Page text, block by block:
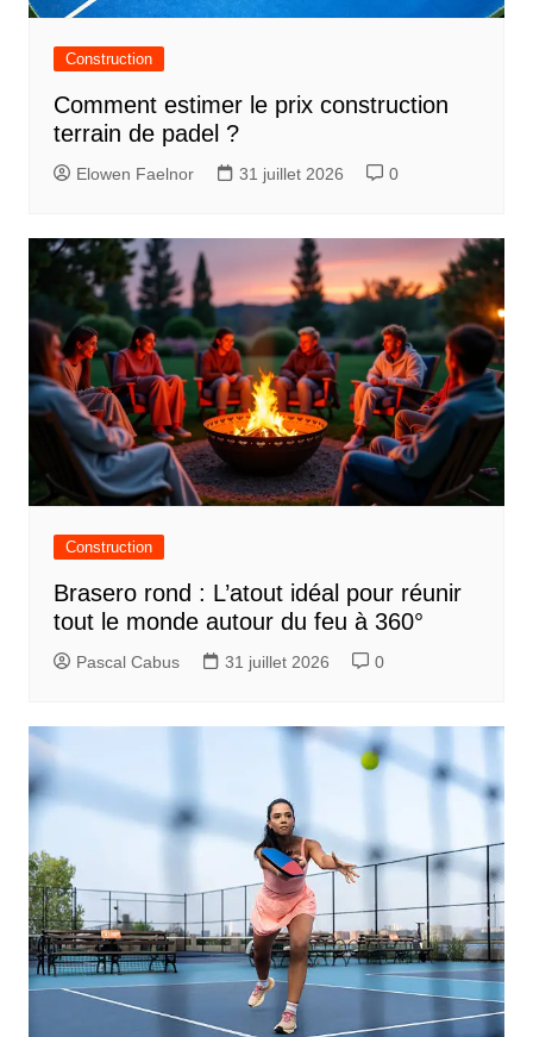
Construction
Comment estimer le prix construction
terrain de padel ?
Elowen Faelnor 31 juillet 2026 0
Construction
Brasero rond : L’atout idéal pour réunir
tout le monde autour du feu à 360°
Pascal Cabus 31 juillet 2026 0